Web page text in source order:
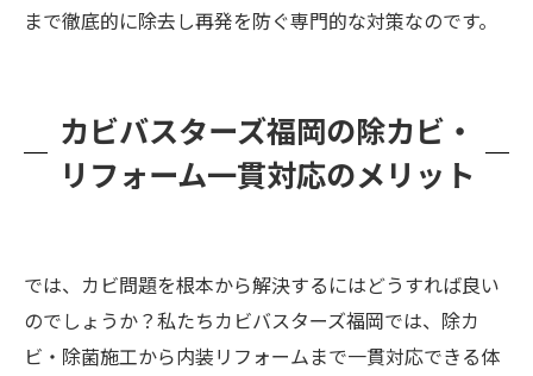
まで徹底的に除去し再発を防ぐ専門的な対策なのです。
カビバスターズ福岡の除カビ・
リフォーム一貫対応のメリット
では、カビ問題を根本から解決するにはどうすれば良い
のでしょうか？私たちカビバスターズ福岡では、除カ
ビ・除菌施工から内装リフォームまで一貫対応できる体